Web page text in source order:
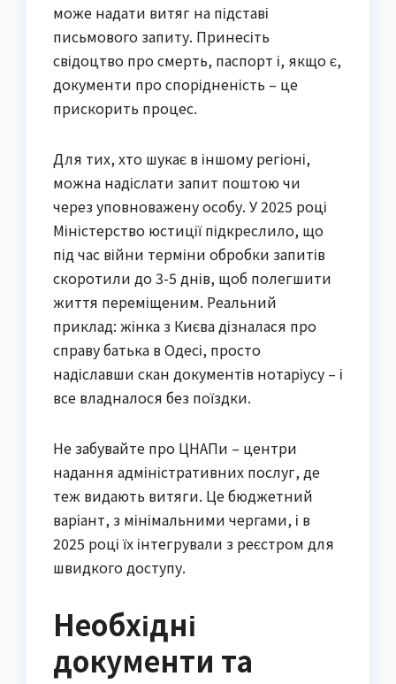
може надати витяг на підставі
письмового запиту. Принесіть
свідоцтво про смерть, паспорт і, якщо є,
документи про спорідненість – це
прискорить процес.
Для тих, хто шукає в іншому регіоні,
можна надіслати запит поштою чи
через уповноважену особу. У 2025 році
Міністерство юстиції підкреслило, що
під час війни терміни обробки запитів
скоротили до 3-5 днів, щоб полегшити
життя переміщеним. Реальний
приклад: жінка з Києва дізналася про
справу батька в Одесі, просто
надіславши скан документів нотаріусу – і
все владналося без поїздки.
Не забувайте про ЦНАПи – центри
надання адміністративних послуг, де
теж видають витяги. Це бюджетний
варіант, з мінімальними чергами, і в
2025 році їх інтегрували з реєстром для
швидкого доступу.
Необхідні
документи та